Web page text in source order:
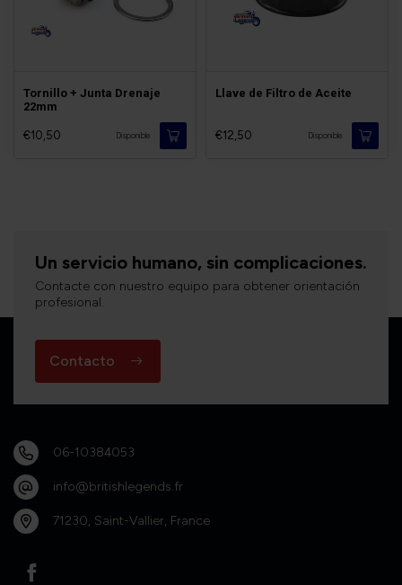
Tornillo + Junta Drenaje
22mm
€10,50 Disponible
Llave de Filtro de Aceite
€12,50 Disponible
Un servicio humano, sin complicaciones.
Contacte con nuestro equipo para obtener orientación
profesional.
Contacto
06-10384053
info@britishlegends.fr
71230, Saint-Vallier, France